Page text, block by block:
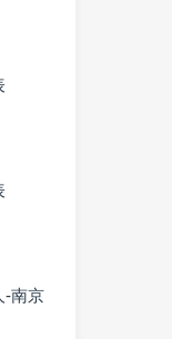
-南京